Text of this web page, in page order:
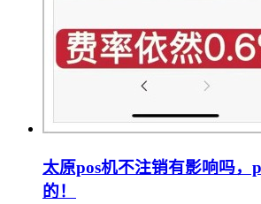
太原pos机不注销有影响吗，
的！